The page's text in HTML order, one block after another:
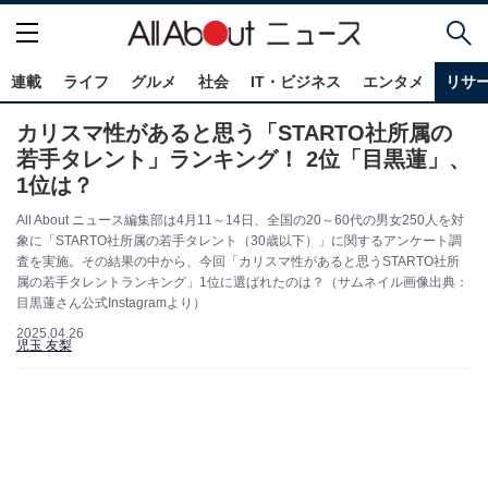
連載 ライフ グルメ 社会 IT・ビジネス エンタメ リサ
カリスマ性があると思う「STARTO社所属の
若手タレント」ランキング！ 2位「目黒蓮」、
1位は？
All About ニュース編集部は4月11～14日、全国の20～60代の男女250人を対
象に「STARTO社所属の若手タレント（30歳以下）」に関するアンケート調
査を実施。その結果の中から、今回「カリスマ性があると思うSTARTO社所
属の若手タレントランキング」1位に選ばれたのは？（サムネイル画像出典：
目黒蓮さん公式Instagramより）
2025.04.26
児玉 友梨